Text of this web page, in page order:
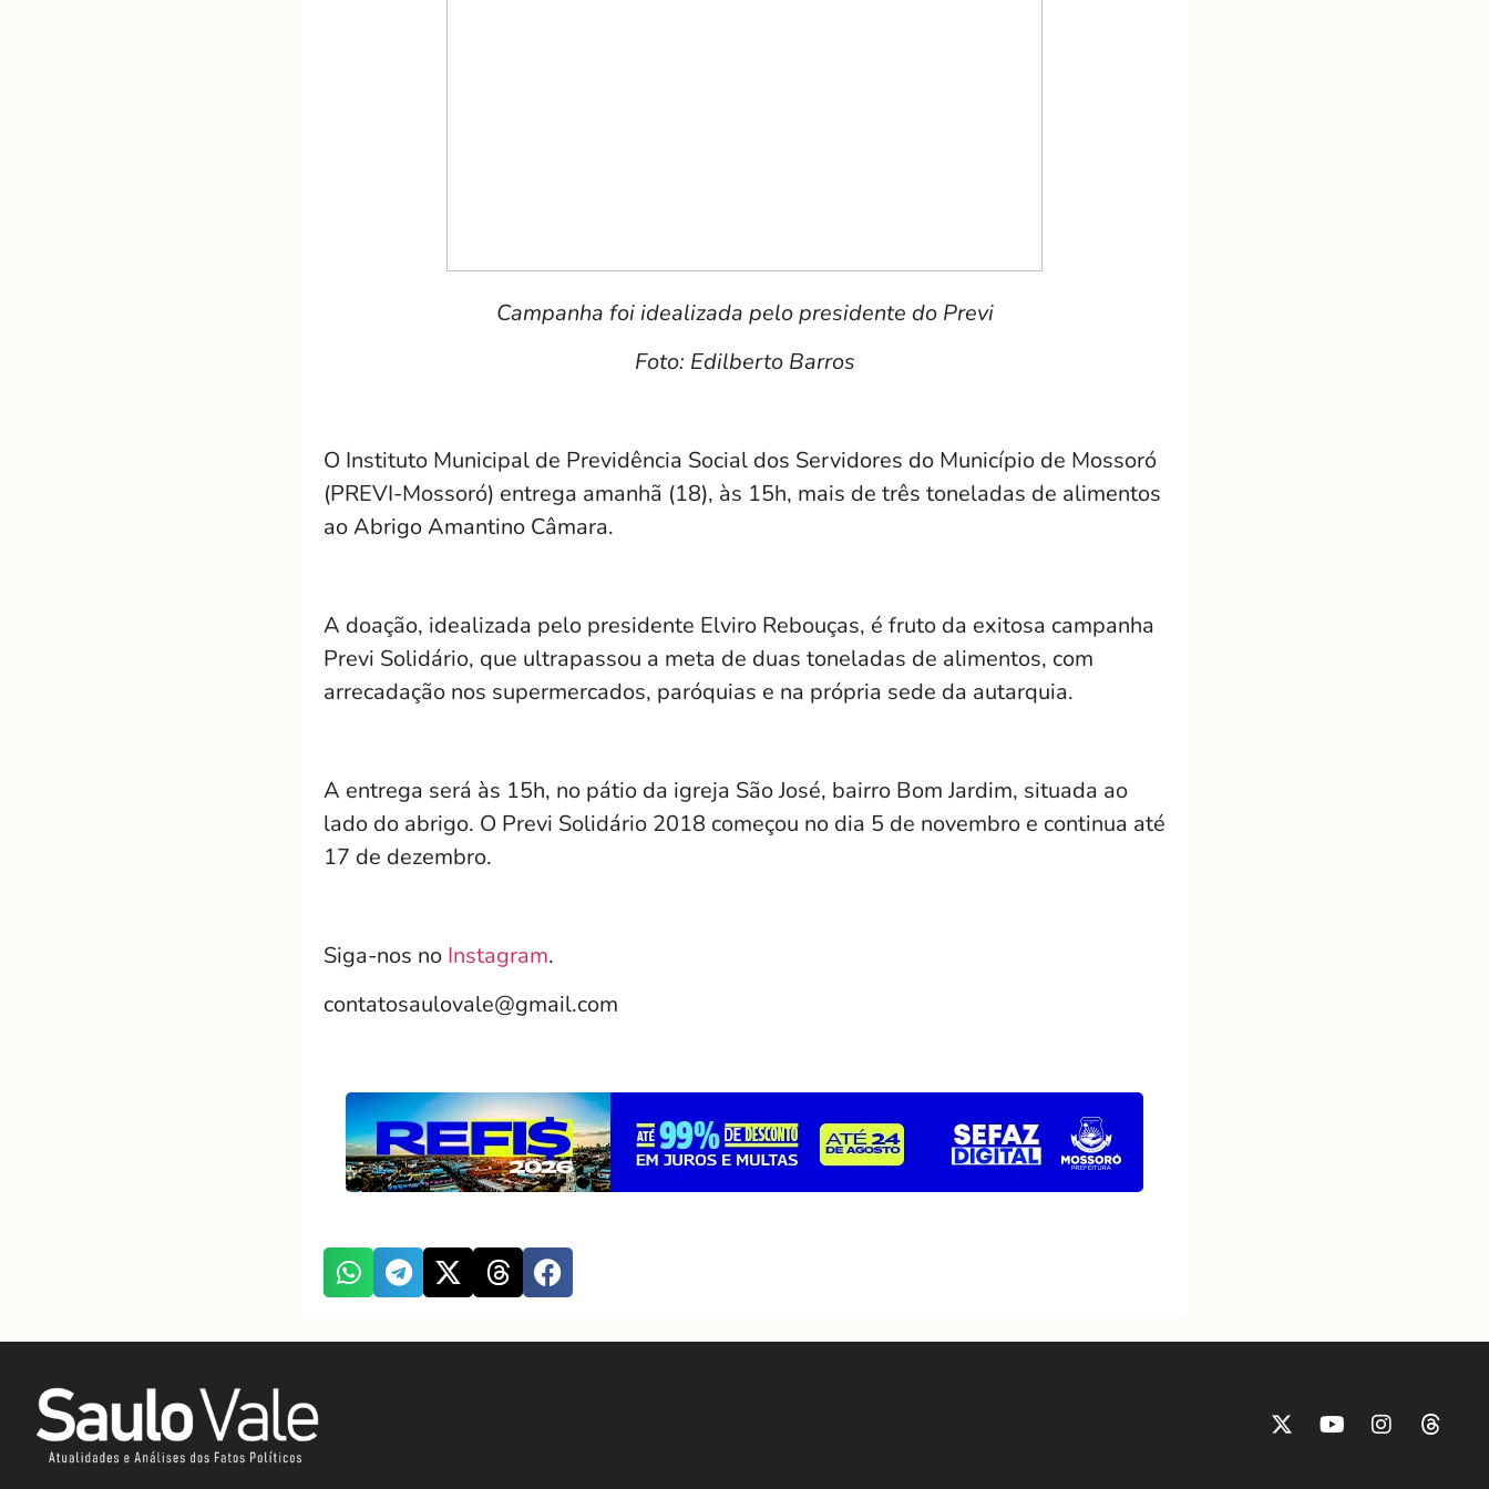
Campanha foi idealizada pelo presidente do Previ
Foto: Edilberto Barros
O Instituto Municipal de Previdência Social dos Servidores do Município de Mossoró
(PREVI-Mossoró) entrega amanhã (18), às 15h, mais de três toneladas de alimentos
ao Abrigo Amantino Câmara.
A doação, idealizada pelo presidente Elviro Rebouças, é fruto da exitosa campanha
Previ Solidário, que ultrapassou a meta de duas toneladas de alimentos, com
arrecadação nos supermercados, paróquias e na própria sede da autarquia.
A entrega será às 15h, no pátio da igreja São José, bairro Bom Jardim, situada ao
lado do abrigo. O Previ Solidário 2018 começou no dia 5 de novembro e continua até
17 de dezembro.
Siga-nos no Instagram.
contatosaulovale@gmail.com